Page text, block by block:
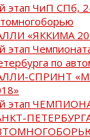
этап ЧиП СПб,
«ЯККИМА
этап
по
СПРИНТ
этап